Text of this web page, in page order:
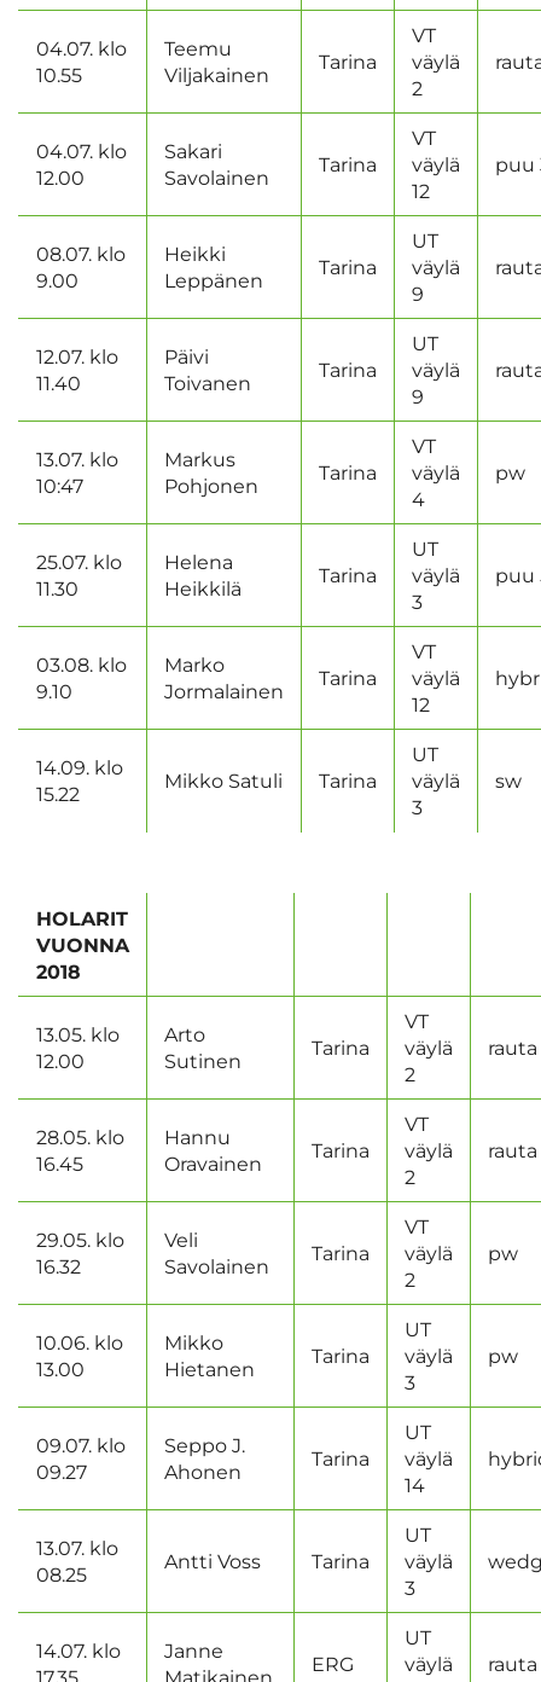
04.07. klo
10.55
Teemu
Viljakainen
Tarina
VT
väylä
2
04.07. klo
12.00
Sakari
Savolainen
Tarina
VT
väylä
12
puu
08.07. klo
9.00
Heikki
Leppänen
Tarina
UT
väylä
9
12.07. klo
11.40
Päivi
Toivanen
Tarina
UT
väylä
9
13.07. klo
10:47
Markus
Pohjonen
Tarina
VT
väylä
4
pw
25.07. klo
11.30
Helena
Heikkilä
Tarina
UT
väylä
3
puu
03.08. klo
9.10
Marko
Jormalainen
Tarina
VT
väylä
12
14.09. klo
15.22
Mikko Satuli Tarina
UT
väylä
3
sw
HOLARIT
VUONNA
2018
13.05. klo
12.00
Arto
Sutinen
Tarina
VT
väylä
2
rauta
28.05. klo
16.45
Hannu
Oravainen
Tarina
VT
väylä
2
rauta
29.05. klo
16.32
Veli
Savolainen
Tarina
VT
väylä
2
pw
10.06. klo
13.00
Mikko
Hietanen
Tarina
UT
väylä
3
pw
09.07. klo
09.27
Seppo J.
Ahonen
Tarina
UT
väylä
14
13.07. klo
08.25
Antti Voss Tarina
UT
väylä
3
14.07. klo
Janne
ERG
UT
väylä
rauta